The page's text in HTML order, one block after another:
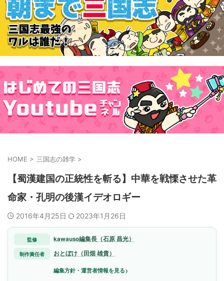
HOME > 三国志の雑学 >
【蜀漢建国の正統性を斬る】中華を戦慄させた革
命家・孔明の後漢イデオロギー
2016年4月25日 2023年1月26日
監修 kawauso編集長（石原 昌光）
制作責任者 おとぼけ（田畑 雄貴）
編集方針・運営者情報を見る›